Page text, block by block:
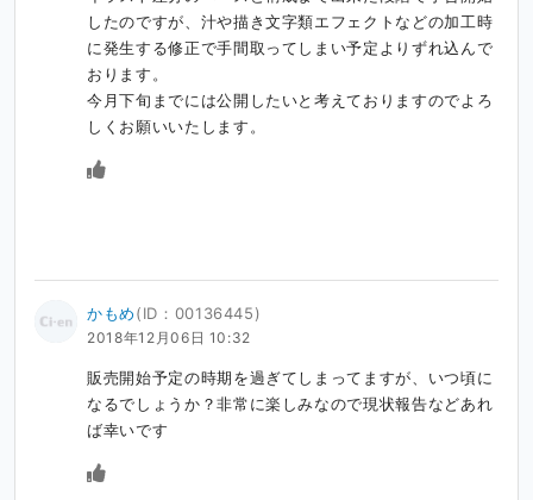
したのですが、汁や描き文字類エフェクトなどの加工時
に発生する修正で手間取ってしまい予定よりずれ込んで
おります。
今月下旬までには公開したいと考えておりますのでよろ
しくお願いいたします。
かもめ(ID：00136445)
2018年12月06日 10:32
販売開始予定の時期を過ぎてしまってますが、いつ頃に
なるでしょうか？非常に楽しみなので現状報告などあれ
ば幸いです